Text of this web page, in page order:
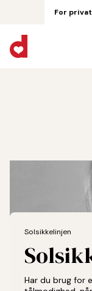
For
Solsikkelinjen
Har du brug for